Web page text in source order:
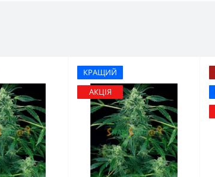
КРАЩИЙ
АКЦІЯ